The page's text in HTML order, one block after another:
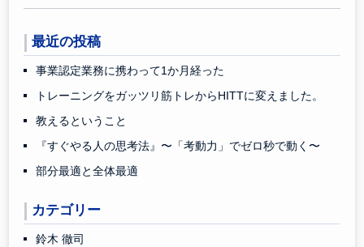
最近の投稿
事業認定業務に携わって1か月経った
トレーニングをガッツリ筋トレからHITTに変えました。
教えるということ
『すぐやる人の思考法』〜「考動力」でゼロ秒で動く〜
部分最適と全体最適
カテゴリー
鈴木 徹司